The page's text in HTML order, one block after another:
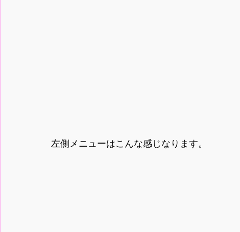
左側メニューはこんな感じなります。